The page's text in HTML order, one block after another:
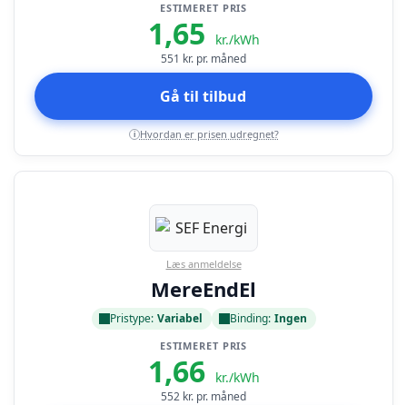
ESTIMERET PRIS
1,65 kr./kWh
551 kr. pr. måned
Gå til tilbud
i Hvordan er prisen udregnet?
Læs anmeldelse
MereEndEl
Pristype: Variabel Binding: Ingen
ESTIMERET PRIS
1,66 kr./kWh
552 kr. pr. måned